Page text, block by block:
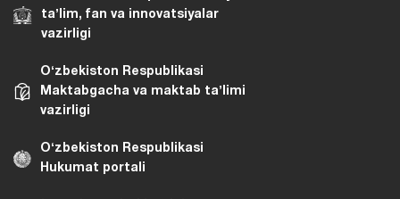
taʼlim, fan va innovatsiyalar
vazirligi
Oʻzbekiston Respublikasi
Maktabgacha va maktab taʼlimi
vazirligi
Oʻzbekiston Respublikasi
Hukumat portali